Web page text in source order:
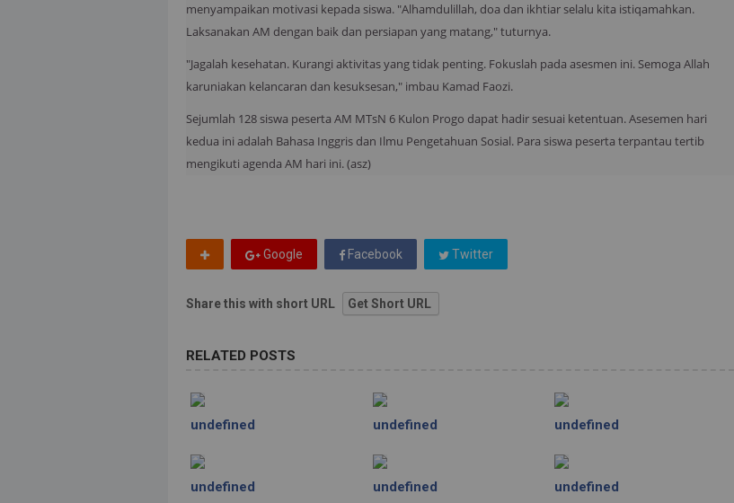
menyampaikan motivasi kepada siswa. "Alhamdulillah, doa dan ikhtiar selalu kita istiqamahkan.
Laksanakan AM dengan baik dan persiapan yang matang," tuturnya.
"Jagalah kesehatan. Kurangi aktivitas yang tidak penting. Fokuslah pada asesmen ini. Semoga Allah
karuniakan kelancaran dan kesuksesan," imbau Kamad Faozi.
Sejumlah 128 siswa peserta AM MTsN 6 Kulon Progo dapat hadir sesuai ketentuan. Asesemen hari
kedua ini adalah Bahasa Inggris dan Ilmu Pengetahuan Sosial. Para siswa peserta terpantau tertib
mengikuti agenda AM hari ini. (asz)
Google Facebook Twitter
Share this with short URL Get Short URL
RELATED POSTS
undefined undefined undefined
undefined undefined undefined